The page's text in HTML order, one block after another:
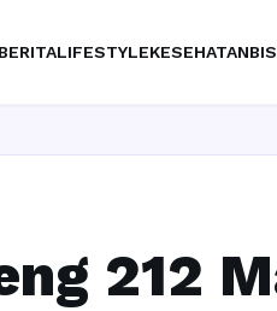
BERITALIFESTYLEKESEHATAN
212